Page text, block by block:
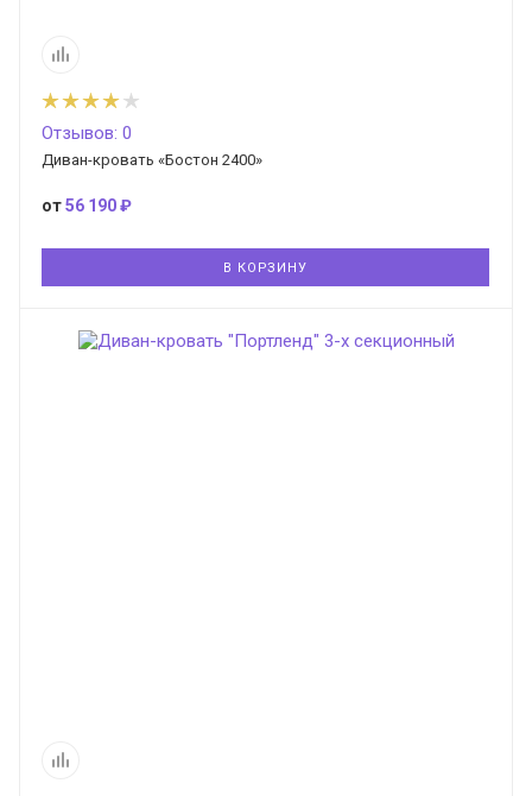
Отзывов: 0
Диван-кровать «Бостон 2400»
от56 190 ₽
В КОРЗИНУ